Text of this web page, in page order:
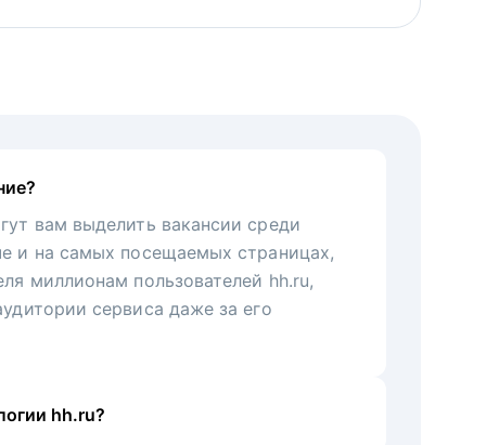
вам выделить вакансии среди
и на самых посещаемых страницах,
миллионам пользователей hh.ru,
сервиса даже за его
hh.ru?